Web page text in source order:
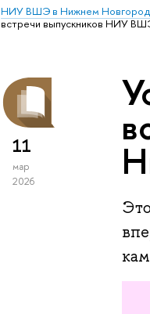
НИУ ВШЭ в Нижнем
встречи выпускников НИУ
11
мар
2026